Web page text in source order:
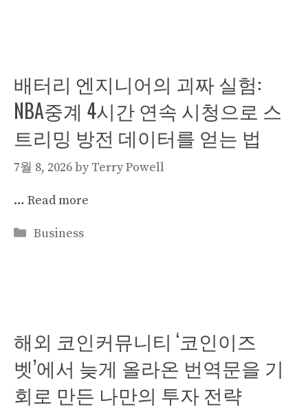
배터리 엔지니어의 괴짜 실험:
NBA중계 4시간 연속 시청으로 스
트리밍 방전 데이터를 얻는 법
7월 8, 2026by Terry Powell
… Read more
Categories
Business
해외 코인커뮤니티 ‘코인이즈
벳’에서 늦게 올라온 번역문을 기
회로 만든 나만의 투자 전략